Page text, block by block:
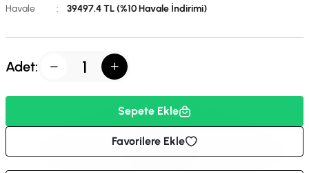
Havale
: 39497.4 TL (%10 Havale İndirimi)
Adet:
Sepete Ekle
Favorilere Ekle